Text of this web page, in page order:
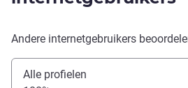
Andere internetgebruikers
Alle profielen